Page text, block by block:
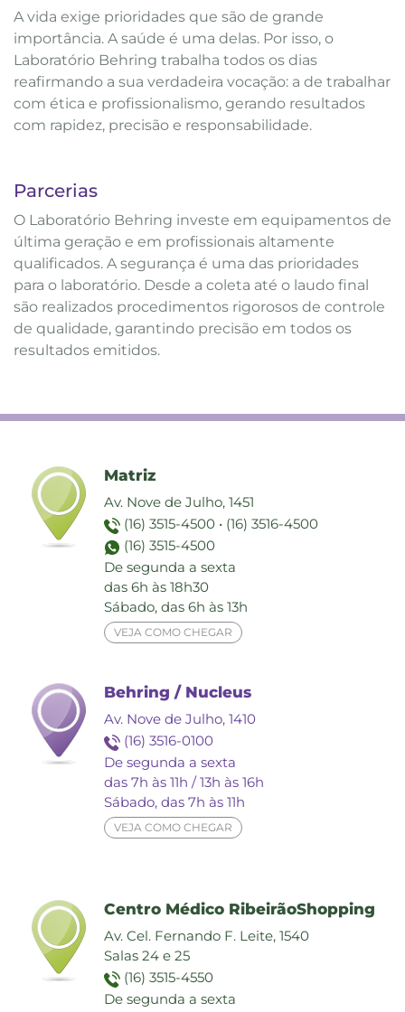
A vida exige prioridades que são de grande
importância. A saúde é uma delas. Por isso, o
Laboratório Behring trabalha todos os dias
reafirmando a sua verdadeira vocação: a de trabalhar
com ética e profissionalismo, gerando resultados
com rapidez, precisão e responsabilidade.
Parcerias
O Laboratório Behring investe em equipamentos de
última geração e em profissionais altamente
qualificados. A segurança é uma das prioridades
para o laboratório. Desde a coleta até o laudo final
são realizados procedimentos rigorosos de controle
de qualidade, garantindo precisão em todos os
resultados emitidos.
Matriz
Av. Nove de Julho, 1451
(16) 3515-4500 • (16) 3516-4500
(16) 3515-4500
De segunda a sexta
das 6h às 18h30
Sábado, das 6h às 13h
VEJA COMO CHEGAR
Behring / Nucleus
Av. Nove de Julho, 1410
(16) 3516-0100
De segunda a sexta
das 7h às 11h / 13h às 16h
Sábado, das 7h às 11h
VEJA COMO CHEGAR
Centro Médico RibeirãoShopping
Av. Cel. Fernando F. Leite, 1540
Salas 24 e 25
(16) 3515-4550
De segunda a sexta